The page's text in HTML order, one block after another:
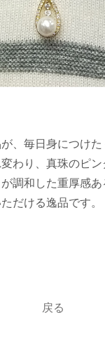
、毎日身につけ
わり、真珠のピ
調和した重厚感あ
だける逸品です。
戻る